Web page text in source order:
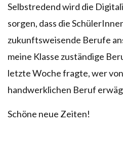
Selbstredend wird die
sorgen, dass die
zukunftsweisende Berufe
meine Klasse zuständige
letzte Woche fragte, wer
handwerklichen Beruf
Schöne neue Zeiten!